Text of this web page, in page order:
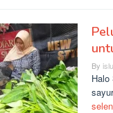
By